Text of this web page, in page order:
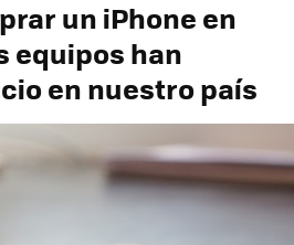
un iPhone en
equipos han
en nuestro país